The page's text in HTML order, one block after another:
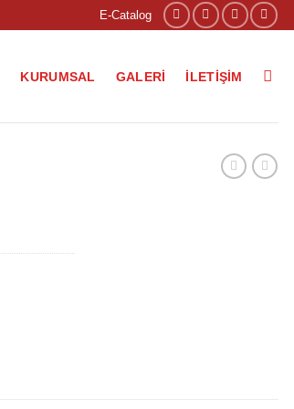
E-Catalog
KURUMSAL GALERI İLETIŞIM